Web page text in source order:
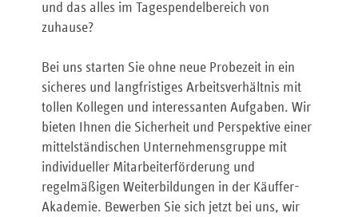
und das alles im Tagespendelbereich von
zuhause?
Bei uns starten Sie ohne neue Probezeit in ein
sicheres und langfristiges Arbeitsverhältnis mit
tollen Kollegen und interessanten Aufgaben. Wir
bieten Ihnen die Sicherheit und Perspektive einer
mittelständischen Unternehmensgruppe mit
individueller Mitarbeiterförderung und
regelmäßigen Weiterbildungen in der Käuffer-
Akademie. Bewerben Sie sich jetzt bei uns, wir